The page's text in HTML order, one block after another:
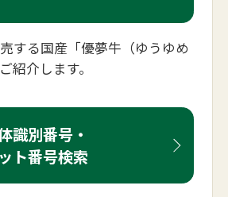
する国産「優夢牛（ゆうゆめ
紹介します。
識別番号・
ト番号検索